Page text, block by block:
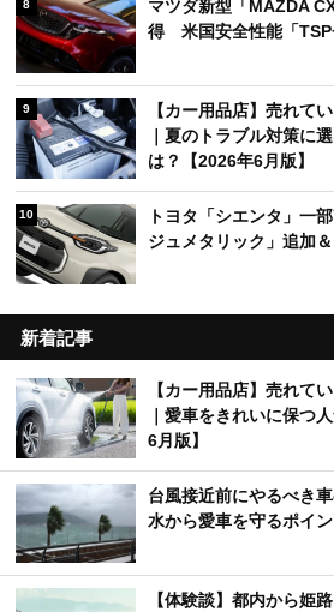
8
マツダ新型「MAZDA
得 米国安全性能「
9
【カー用品店】売れて
｜夏のトラブル対策に
は？【2026年6月版】
10
トヨタ「シエンタ」一
ジュメタリック」追加
新着記事
【カー用品店】売れて
｜愛車をきれいに保つ
6月版】
台風接近前にやるべき
水から愛車を守るポイン
【体験談】都内から姫